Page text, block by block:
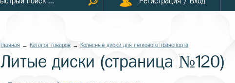
Главная → Каталог товаров → Колесные диски для легкового транспорта
Литые диски (страница №120)